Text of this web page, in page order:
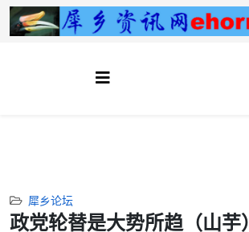
犀乡论坛
政党轮替是大势所趋（山芋）